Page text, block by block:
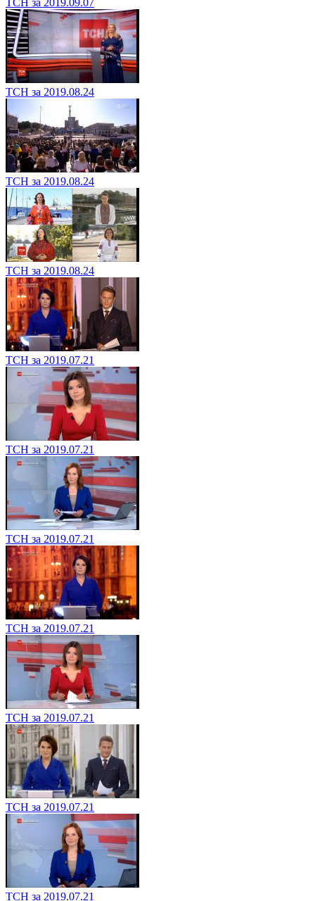
ТСН за 2019.08.24
ТСН за 2019.08.24
ТСН за 2019.08.24
ТСН за 2019.07.21
ТСН за 2019.07.21
ТСН за 2019.07.21
ТСН за 2019.07.21
ТСН за 2019.07.21
ТСН за 2019.07.21
ТСН за 2019.07.21